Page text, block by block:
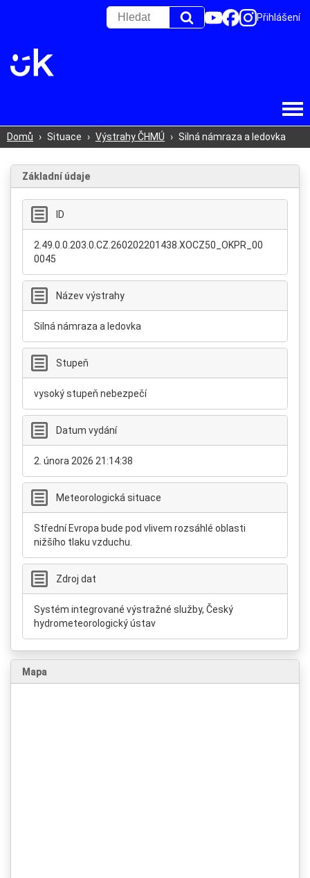
Přihlášení
Domů › Situace › Výstrahy ČHMÚ › Silná námraza a ledovka
Základní údaje
ID
2.49.0.0.203.0.CZ.260202201438.XOCZ50_OKPR_00
0045
Název výstrahy
Silná námraza a ledovka
Stupeň
vysoký stupeň nebezpečí
Datum vydání
2. února 2026 21:14:38
Meteorologická situace
Střední Evropa bude pod vlivem rozsáhlé oblasti
nižšího tlaku vzduchu.
Zdroj dat
Systém integrované výstražné služby, Český
hydrometeorologický ústav
Mapa